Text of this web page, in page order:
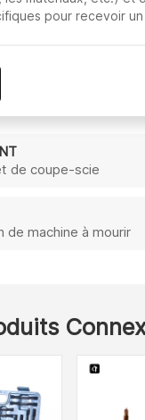
de coupe-scie
de machine à mourir